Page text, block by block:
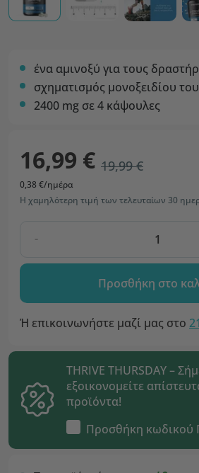
ένα αμινοξύ για τους
σχηματισμός μονοξειδίου
2400 mg σε 4 κάψουλες
16,99 € 19,99 €
0,38 €/ημέρα
Η χαμηλότερη τιμή των τελευταίων 30
-
Προσθήκη στο
Ή επικοινωνήστε μαζί μας στο
THRIVE THURSDAY –
εξοικονομείτε
προϊόντα!
Προσθήκη κωδικού